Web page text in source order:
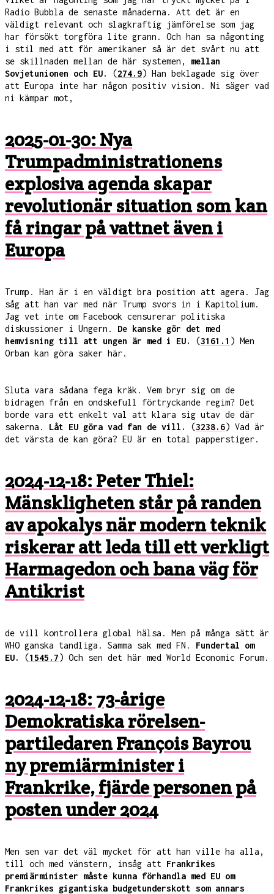
Radio Bubbla de senaste månaderna. Att det är en
väldigt relevant och slagkraftig jämförelse som jag
har försökt torgföra lite grann. Och han sa någonting
i stil med att för amerikaner så är det svårt nu att
se skillnaden mellan de här systemen, mellan
Sovjetunionen och EU.
(274.9) Han beklagade sig över
att Europa inte har någon positiv vision. Ni säger vad
ni kämpar mot,
2025-01-30: Nya
Trumpadministrationens
explosiva agenda skapar
revolutionär situation som kan
få ringar på vattnet även i
Europa
Trump. Han är i en väldigt bra position att agera. Jag
såg att han var med när Trump svors in i Kapitolium.
Jag vet inte om Facebook censurerar politiska
diskussioner i Ungern. De kanske gör det med
hemvisning till att ungen är med i EU.
(3161.1 ) Men
Orban kan göra saker här.
Sluta vara sådana fega kräk. Vem bryr sig om de
bidragen från en ondskefull förtryckande regim? Det
borde vara ett enkelt val att klara sig utav de där
sakerna. Låt EU göra vad fan de vill. (3238.6) Vad är
det värsta de kan göra? EU är en total papperstiger.
2024-12-18: Peter Thiel:
Mänskligheten står på randen
av apokalys när modern teknik
riskerar att leda till ett verkligt
Harmagedon och bana väg för
Antikrist
de vill kontrollera global hälsa. Men på många sätt är
WHO ganska tandliga. Samma sak med FN. Fundertal om
EU.
(1545.7) Och sen det här med World Economic Forum.
2024-12-18: 73-årige
Demokratiska rörelsen-
partiledaren François Bayrou
ny premiärminister i
Frankrike, fjärde personen på
posten under 2024
Men sen var det väl mycket för att han ville ha alla,
till och med vänstern, insåg att Frankrikes
premiärminister måste kunna förhandla med EU om
Frankrikes gigantiska budgetunderskott som annars